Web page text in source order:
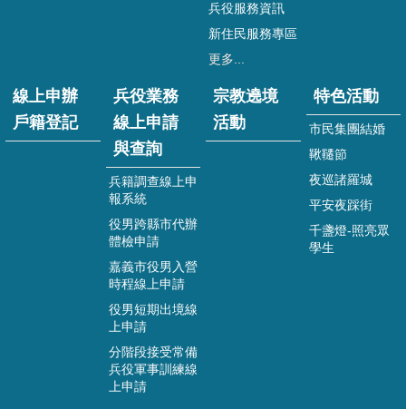
與
查
詢
兵役服務資訊
新住民服務專區
更多...
線上申辦
戶籍登記
兵役業務
線上申請
與查詢
兵籍調查線上申
報系統
役男跨縣市代辦
體檢申請
嘉義市役男入營
時程線上申請
役男短期出境線
上申請
分階段接受常備
兵役軍事訓練線
上申請
宗教遶境
活動
特色活動
市民集團結婚
鞦韆節
夜巡諸羅城
平安夜踩街
千盞燈-照亮眾
學生